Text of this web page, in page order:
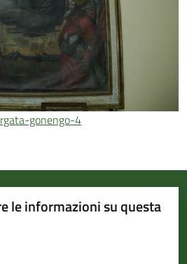
gonengo-4
le informazioni su questa